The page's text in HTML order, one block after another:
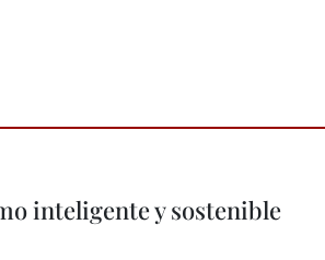
inteligente y sostenible